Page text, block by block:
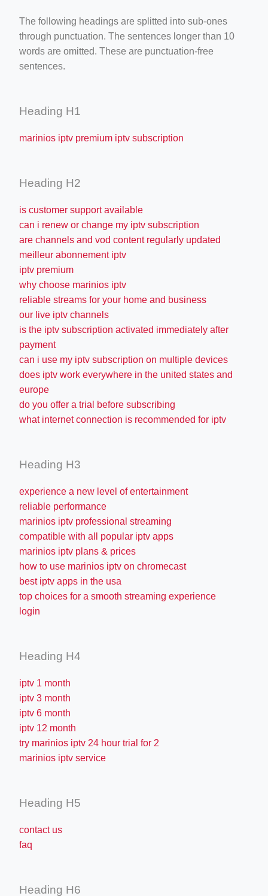
The following headings are splitted into sub-ones
through punctuation. The sentences longer than 10
words are omitted. These are punctuation-free
sentences.
Heading H1
marinios iptv premium iptv subscription
Heading H2
is customer support available
can i renew or change my iptv subscription
are channels and vod content regularly updated
meilleur abonnement iptv
iptv premium
why choose marinios iptv
reliable streams for your home and business
our live iptv channels
is the iptv subscription activated immediately after
payment
can i use my iptv subscription on multiple devices
does iptv work everywhere in the united states and
europe
do you offer a trial before subscribing
what internet connection is recommended for iptv
Heading H3
experience a new level of entertainment
reliable performance
marinios iptv professional streaming
compatible with all popular iptv apps
marinios iptv plans & prices
how to use marinios iptv on chromecast
best iptv apps in the usa
top choices for a smooth streaming experience
login
Heading H4
iptv 1 month
iptv 3 month
iptv 6 month
iptv 12 month
try marinios iptv 24 hour trial for 2
marinios iptv service
Heading H5
contact us
faq
Heading H6